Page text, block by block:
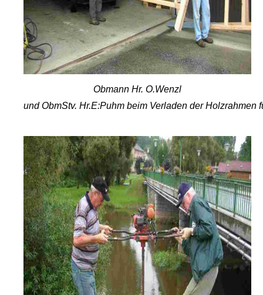
Obmann Hr. O.Wenzl
undObmStv. Hr.E:Puhm beim Verladen der Holzrahmen